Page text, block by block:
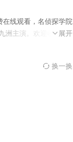
下载
复制链接
线观看，名侦探学院
洲主演。欢迎收藏蘑
展开
换一换